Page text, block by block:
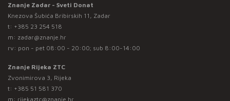
Znanje Zadar - Sveti Donat
Knezova Šubića Bribirskih 11, Zadar
t: +385 23 254 518
m: zadar@znanje.hr
rv: pon - pet 08:00 - 20:00; sub 8:00-14:00
Znanje Rijeka ZTC
Zvonimirova 3, Rijeka
t: +385 51 581 370
m: rijekaztc@znanje.hr